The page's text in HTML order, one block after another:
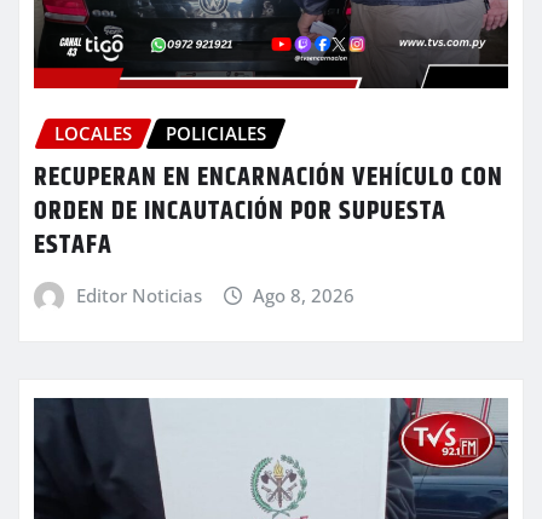
LOCALES POLICIALES
RECUPERAN EN ENCARNACIÓN VEHÍCULO CON
ORDEN DE INCAUTACIÓN POR SUPUESTA
ESTAFA
Editor Noticias Ago 8, 2026